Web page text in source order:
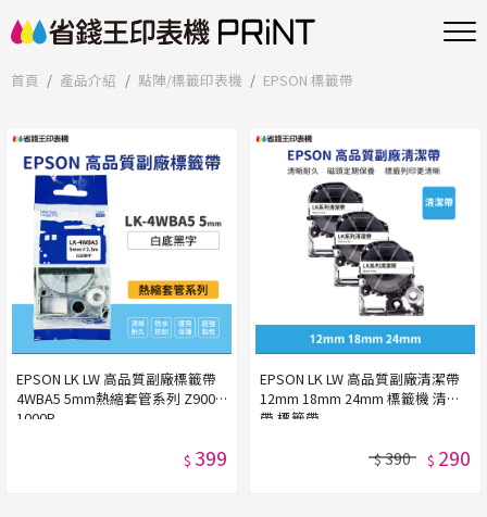
首頁 產品介紹 點陣/標籤印表機 EPSON 標籤帶
EPSON LK LW 高品質副廠標籤帶
4WBA5 5mm熱縮套管系列 Z900
1000P
$ 399
EPSON LK LW 高品質副廠清潔帶
12mm 18mm 24mm 標籤機 清潔
帶 標籤帶
$390 $ 290